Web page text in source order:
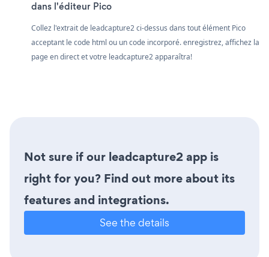
dans l'éditeur Pico
Collez l'extrait de leadcapture2 ci-dessus dans tout élément Pico
acceptant le code html ou un code incorporé. enregistrez, affichez la
page en direct et votre leadcapture2 apparaîtra!
Not sure if our leadcapture2 app is
right for you? Find out more about its
features and integrations.
See the details